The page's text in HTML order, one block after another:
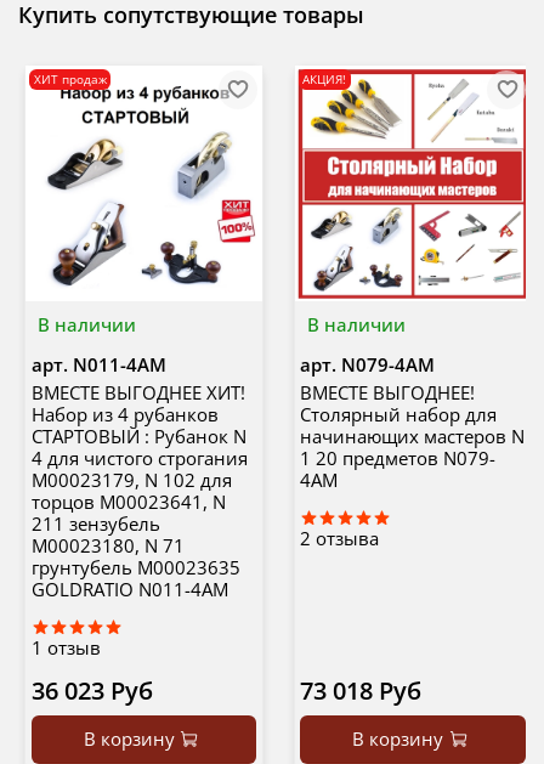
Купить сопутствующие товары
В наличии
ХИТ продаж
арт. N011-4AM
ВМЕСТЕ ВЫГОДНЕЕ ХИТ!
Набор из 4 рубанков
СТАРТОВЫЙ : Рубанок N
4 для чистого строгания
М00023179, N 102 для
торцов М00023641, N
211 зензубель
М00023180, N 71
грунтубель М00023635
GOLDRATIO N011-4AM
1 отзыв
36 023 Руб
В корзину
В наличии
АКЦИЯ!
арт. N079-4AM
ВМЕСТЕ ВЫГОДНЕЕ!
Столярный набор для
начинающих мастеров N
1 20 предметов N079-
4AM
2 отзыва
73 018 Руб
В корзину